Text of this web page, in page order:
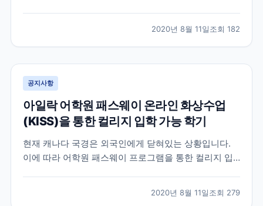
2020년 8월 11일조회 182
공지사항
아일락 어학원 패스웨이 온라인 화상수업
(KISS)을 통한 컬리지 입학 가능 학기
현재 캐나다 국경은 외국인에게 닫혀있는 상황입니다.
이에 따라 어학원 패스웨이 프로그램을 통한 컬리지 입
원의 온라인 화상 수업을 한국에서 먼저 수강하는 것으
2020년 8월 11일조회 279